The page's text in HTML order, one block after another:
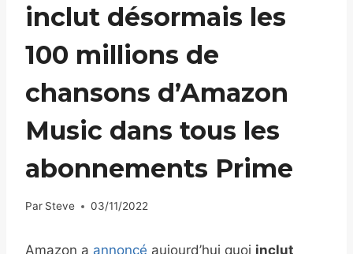
inclut désormais les
100 millions de
chansons d’Amazon
Music dans tous les
abonnements Prime
Par Steve 03/11/2022
Amazon a annoncé aujourd’hui quoi inclut